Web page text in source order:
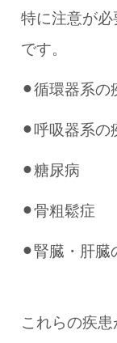
特に注意が
です。
⚫︎循環器系の
⚫︎呼吸器系の
⚫︎糖尿病
⚫︎骨粗鬆症
⚫︎腎臓・肝臓
これらの疾